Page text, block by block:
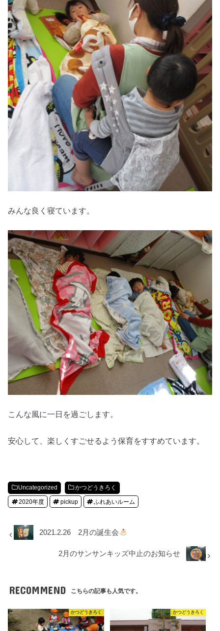
みんな良く寝ています。
こんな風に一日を過ごします。
安心して、楽しくすごせるよう保育をすすめています。
Uncategorized かつどうきろく
2020年度 pickup ふれあいルーム
2021.2.26 2月の誕生会
2月のサンサンキッズ中止のお知らせ
RECOMMEND こちらの記事も人気です。
かつどうきろく かつどうきろく